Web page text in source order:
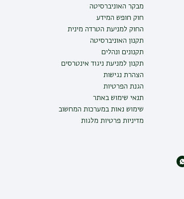
מבקר האוניברסיטה
חוק חופש המידע
החוק למניעת הטרדה מינית
תקנון האוניברסיטה
תקנונים ונהלים
תקנון למניעת ניגוד אינטרסים
הצהרת נגישות
הגנת הפרטיות
תנאי שימוש באתר
שימוש נאות במערכות המחשוב
מדיניות פרטיות מלגות